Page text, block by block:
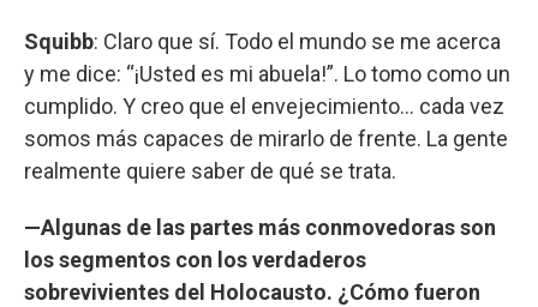
Squibb: Claro que sí. Todo el mundo se me acerca
y me dice: “¡Usted es mi abuela!”. Lo tomo como un
cumplido. Y creo que el envejecimiento… cada vez
somos más capaces de mirarlo de frente. La gente
realmente quiere saber de qué se trata.
—Algunas de las partes más conmovedoras son
los segmentos con los verdaderos
sobrevivientes del Holocausto. ¿Cómo fueron